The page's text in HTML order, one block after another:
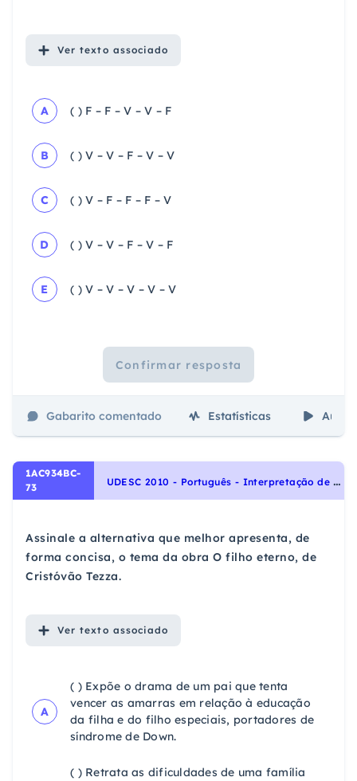
Ver texto associado
A ( ) F – F – V – V – F
B ( ) V – V – F – V – V
C ( ) V – F – F – F – V
D ( ) V – V – F – V – F
E ( ) V – V – V – V – V
Confirmar resposta
Gabarito comentado Estatísticas Aulas
1AC934BC-
73
U
DESC 2010 - Português - Interpretação de Textos
Assinale a alternativa que melhor apresenta, de
forma concisa, o tema da obra O filho eterno, de
Cristóvão Tezza.
Ver texto associado
A
( ) Expõe o drama de um pai que tenta
vencer as amarras em relação à educação
da filha e do filho especiais, portadores de
síndrome de Down.
( ) Retrata as dificuldades de uma família